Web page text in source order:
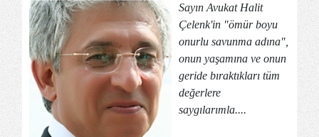
Sayın Avukat Halit
Çelenk'in "ömür boyu
onurlu savunma adına",
onun yaşamına ve onun
geride bıraktıkları tüm
değerlere
saygılarımla....